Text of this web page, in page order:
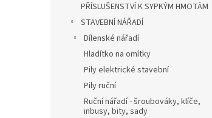
PŘÍSLUŠENSTVÍ K SYPKÝM HMOTÁM
STAVEBNÍ NÁŘADÍ
Dílenské nářadí
Hladítko na omítky
Pily elektrické stavební
Pily ruční
Ruční nářadí - šroubováky, klíče,
inbusy, bity, sady